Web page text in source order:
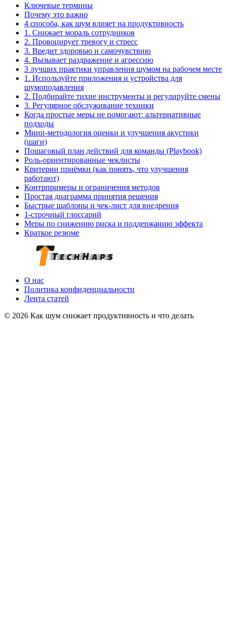
Ключевые термины
Почему это важно
4 способа, как шум влияет на продуктивность
1. Снижает мораль сотрудников
2. Провоцирует тревогу и стресс
3. Вредит здоровью и самочувствию
4. Вызывает раздражение и агрессию
3 лучших практики управления шумом на рабочем месте
1. Используйте приложения и устройства для
шумоподавления
2. Подбирайте тихие инструменты и регулируйте смены
3. Регулярное обслуживание техники
Когда простые меры не помогают: альтернативные
подходы
Мини‑методология оценки и улучшения акустики
(шаги)
Пошаговый план действий для команды (Playbook)
Роль‑ориентированные чеклисты
Критерии приёмки (как понять, что улучшения
работают)
Контрпримеры и ограничения методов
Простая диаграмма принятия решения
Быстрые шаблоны и чек‑лист для внедрения
1‑строчный глоссарий
Меры по снижению риска и поддержанию эффекта
Краткое резюме
О нас
Политика конфиденциальности
Лента статей
© 2026 Как шум снижает продуктивность и что делать